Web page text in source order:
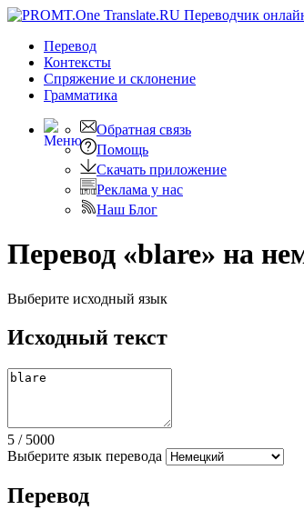
Перевод
Контексты
Спряжение и склонение
Грамматика
Обратная связь
Помощь
Скачать приложение
Реклама у нас
Наш Блог
Перевод «blare» на
Выберите исходный язык
Исходный текст
5 / 5000
Выберите язык перевода
Перевод